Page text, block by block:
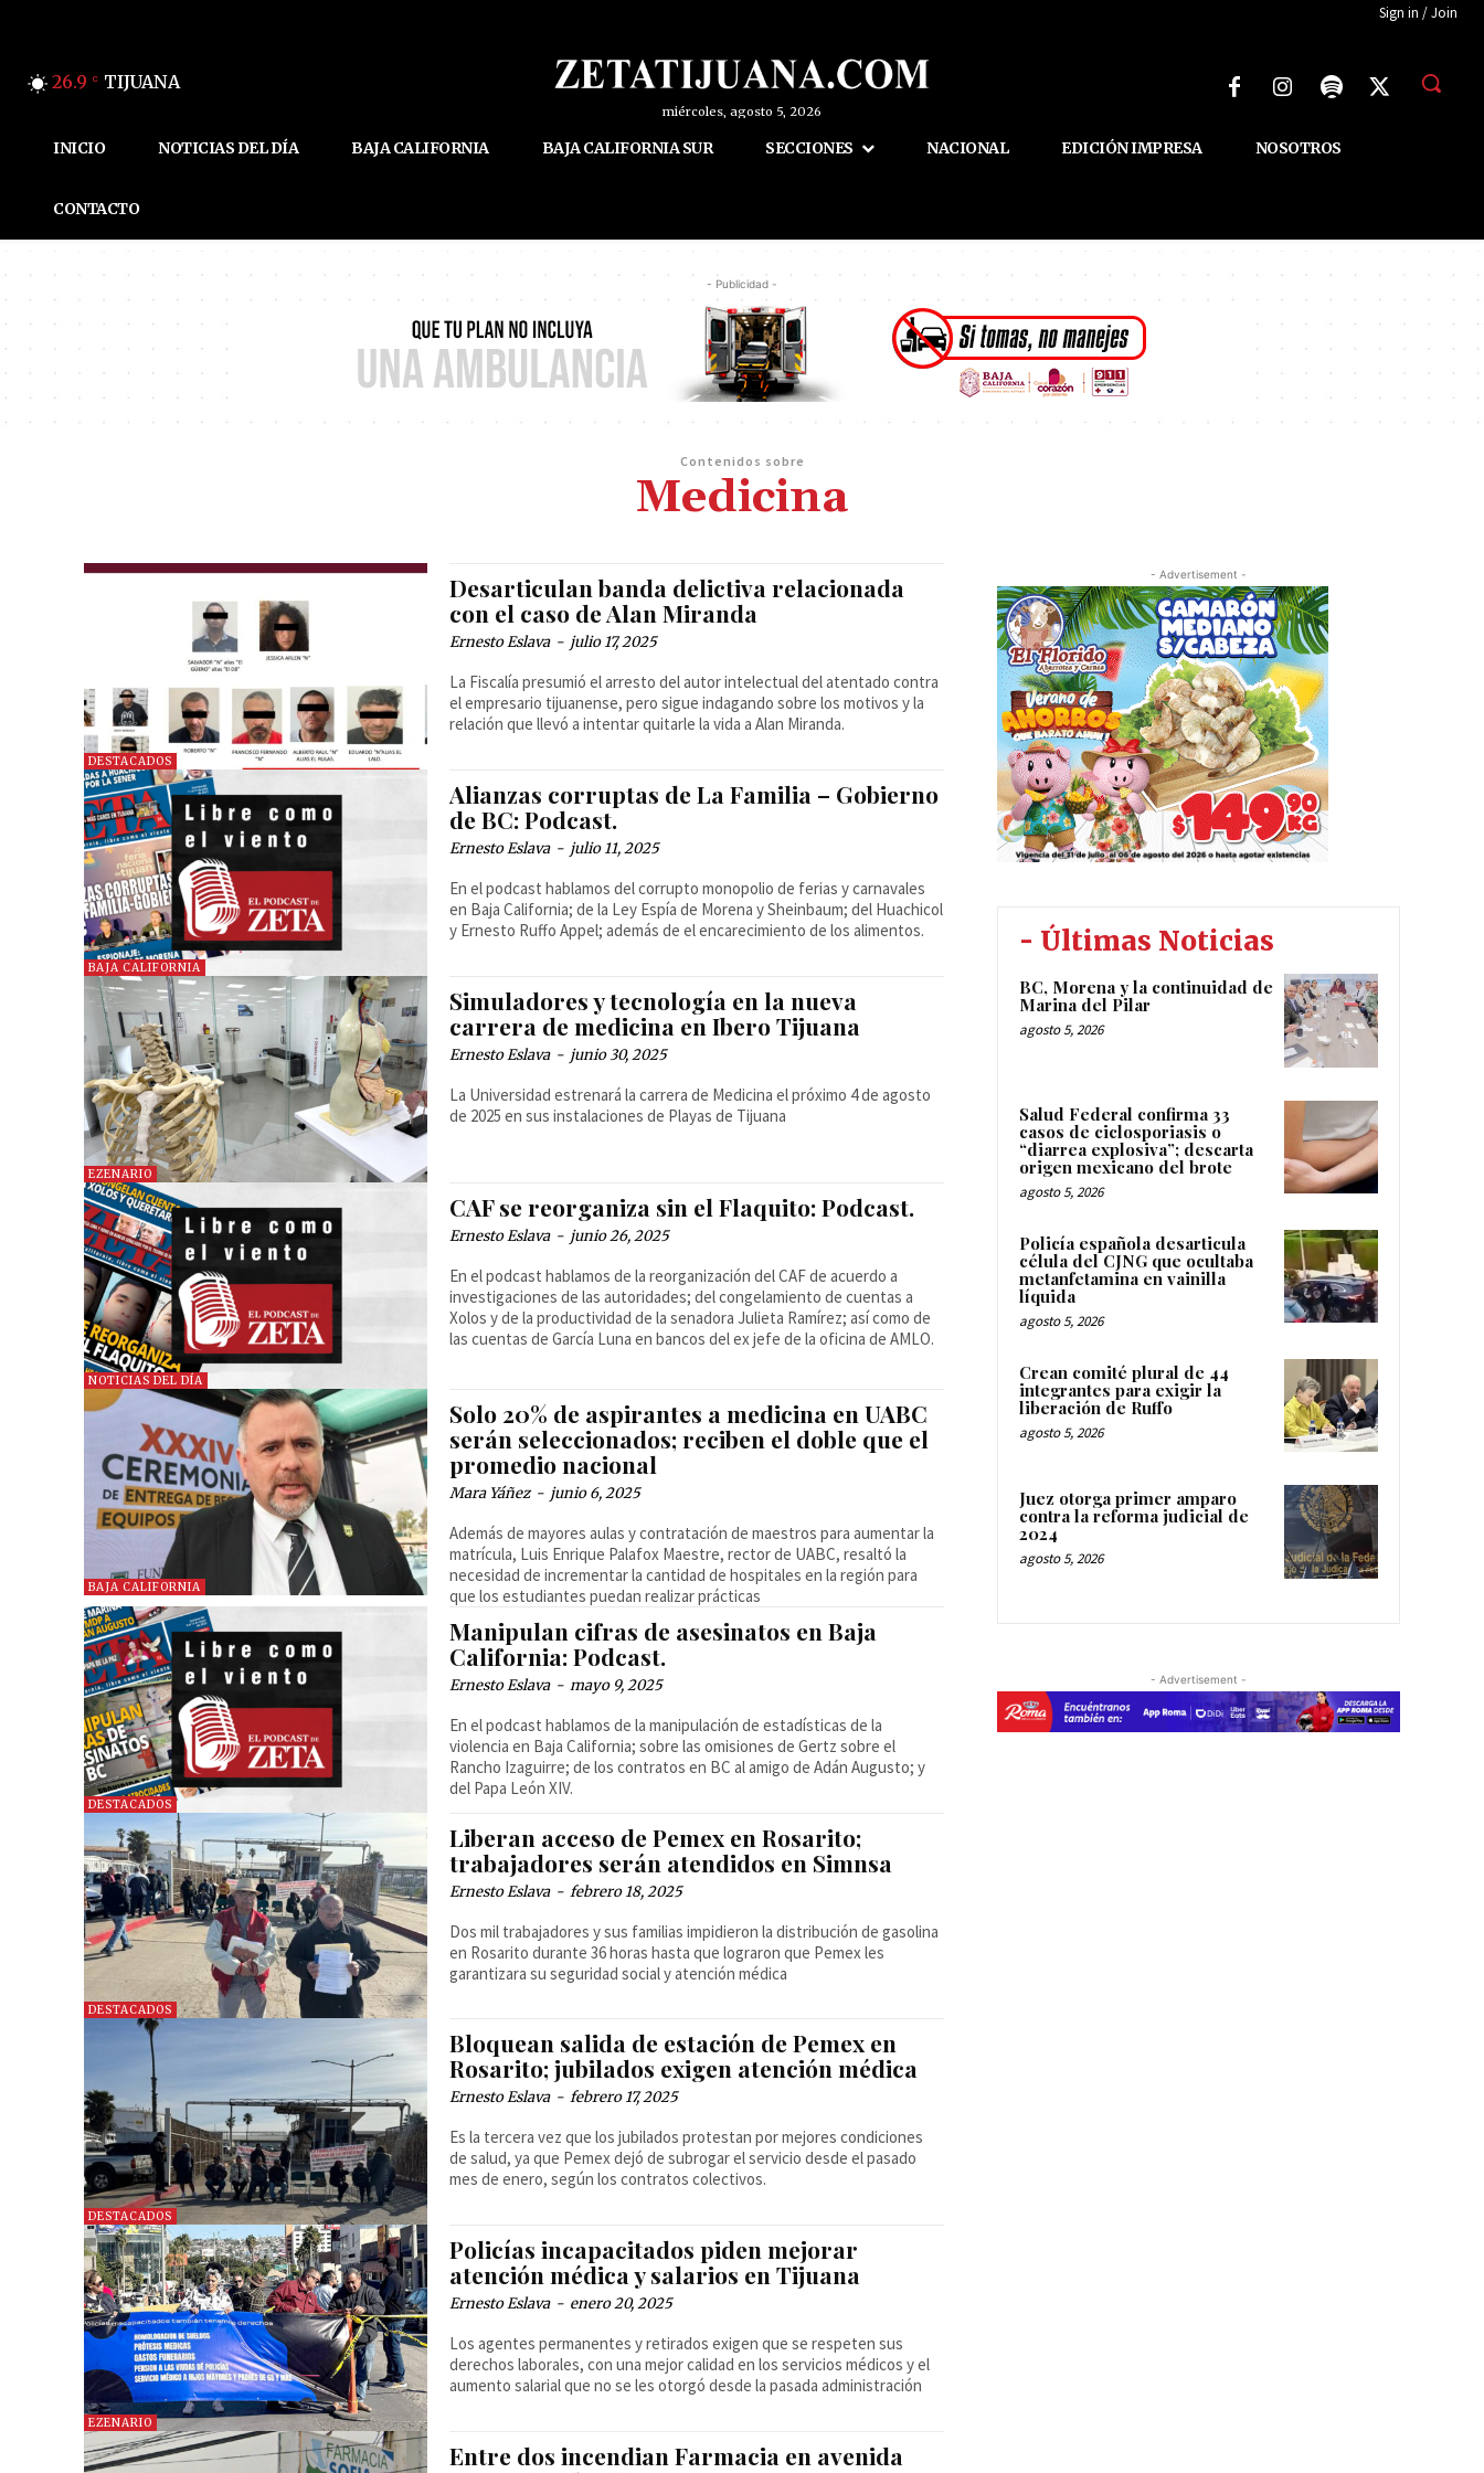
Sign in / Join
26.9 C TIJUANA
miércoles, agosto 5, 2026
INICIO NOTICIAS DEL DÍA BAJA CALIFORNIA BAJA CALIFORNIA SUR SECCIONES NACIONAL EDICIÓN IMPRESA NOSOTROS
CONTACTO
- Publicidad -
Contenidos sobre
Medicina
DESTACADOS
Desarticulan banda delictiva relacionada
con el caso de Alan Miranda
Ernesto Eslava - julio 17, 2025
La Fiscalía presumió el arresto del autor intelectual del atentado contra
el empresario tijuanense, pero sigue indagando sobre los motivos y la
relación que llevó a intentar quitarle la vida a Alan Miranda.
BAJA CALIFORNIA
Alianzas corruptas de La Familia – Gobierno
de BC: Podcast.
Ernesto Eslava - julio 11, 2025
En el podcast hablamos del corrupto monopolio de ferias y carnavales
en Baja California; de la Ley Espía de Morena y Sheinbaum; del Huachicol
y Ernesto Ruffo Appel; además de el encarecimiento de los alimentos.
EZENARIO
Simuladores y tecnología en la nueva
carrera de medicina en Ibero Tijuana
Ernesto Eslava - junio 30, 2025
La Universidad estrenará la carrera de Medicina el próximo 4 de agosto
de 2025 en sus instalaciones de Playas de Tijuana
NOTICIAS DEL DÍA
CAF se reorganiza sin el Flaquito: Podcast.
Ernesto Eslava - junio 26, 2025
En el podcast hablamos de la reorganización del CAF de acuerdo a
investigaciones de las autoridades; del congelamiento de cuentas a
Xolos y de la productividad de la senadora Julieta Ramírez; así como de
las cuentas de García Luna en bancos del ex jefe de la oficina de AMLO.
BAJA CALIFORNIA
Solo 20% de aspirantes a medicina en UABC
serán seleccionados; reciben el doble que el
promedio nacional
Mara Yáñez - junio 6, 2025
Además de mayores aulas y contratación de maestros para aumentar la
matrícula, Luis Enrique Palafox Maestre, rector de UABC, resaltó la
necesidad de incrementar la cantidad de hospitales en la región para
que los estudiantes puedan realizar prácticas
DESTACADOS
Manipulan cifras de asesinatos en Baja
California: Podcast.
Ernesto Eslava - mayo 9, 2025
En el podcast hablamos de la manipulación de estadísticas de la
violencia en Baja California; sobre las omisiones de Gertz sobre el
Rancho Izaguirre; de los contratos en BC al amigo de Adán Augusto; y
del Papa León XIV.
DESTACADOS
Liberan acceso de Pemex en Rosarito;
trabajadores serán atendidos en Simnsa
Ernesto Eslava - febrero 18, 2025
Dos mil trabajadores y sus familias impidieron la distribución de gasolina
en Rosarito durante 36 horas hasta que lograron que Pemex les
garantizara su seguridad social y atención médica
DESTACADOS
Bloquean salida de estación de Pemex en
Rosarito; jubilados exigen atención médica
Ernesto Eslava - febrero 17, 2025
Es la tercera vez que los jubilados protestan por mejores condiciones
de salud, ya que Pemex dejó de subrogar el servicio desde el pasado
mes de enero, según los contratos colectivos.
EZENARIO
Policías incapacitados piden mejorar
atención médica y salarios en Tijuana
Ernesto Eslava - enero 20, 2025
Los agentes permanentes y retirados exigen que se respeten sus
derechos laborales, con una mejor calidad en los servicios médicos y el
aumento salarial que no se les otorgó desde la pasada administración
Entre dos incendian Farmacia en avenida
- Advertisement -
- Últimas Noticias
BC, Morena y la continuidad de
Marina del Pilar
agosto 5, 2026
Salud Federal confirma 33
casos de ciclosporiasis o
“diarrea explosiva”; descarta
origen mexicano del brote
agosto 5, 2026
Policía española desarticula
célula del CJNG que ocultaba
metanfetamina en vainilla
líquida
agosto 5, 2026
Crean comité plural de 44
integrantes para exigir la
liberación de Ruffo
agosto 5, 2026
Juez otorga primer amparo
contra la reforma judicial de
2024
agosto 5, 2026
- Advertisement -